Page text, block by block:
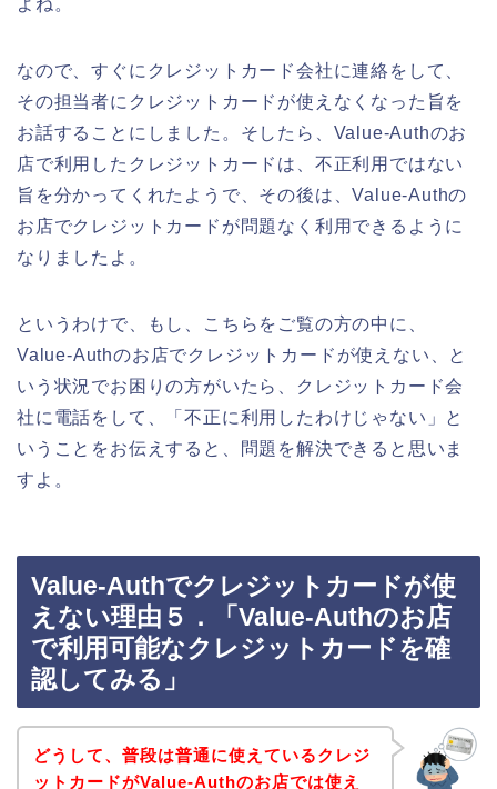
なので、すぐにクレジットカード会社に連絡をして、
その担当者にクレジットカードが使えなくなった旨を
お話することにしました。そしたら、Value-Authのお
店で利用したクレジットカードは、不正利用ではない
旨を分かってくれたようで、その後は、Value-Authの
お店でクレジットカードが問題なく利用できるように
なりましたよ。
というわけで、もし、こちらをご覧の方の中に、
Value-Authのお店でクレジットカードが使えない、と
いう状況でお困りの方がいたら、クレジットカード会
社に電話をして、「不正に利用したわけじゃない」と
いうことをお伝えすると、問題を解決できると思いま
すよ。
Value-Authでクレジットカードが使
えない理由５．「Value-Authのお店
で利用可能なクレジットカードを確
認してみる」
どうして、普段は普通に使えているクレジ
ットカードがValue-Authのお店では使え